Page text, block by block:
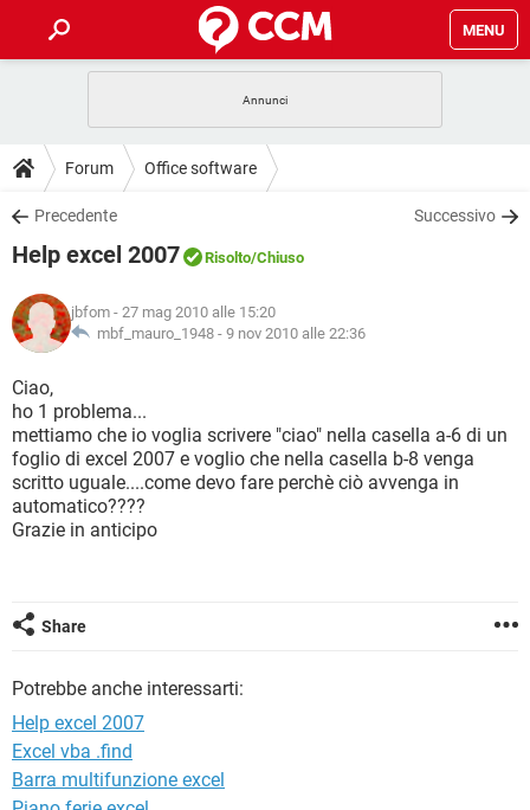
MENU
INTRATTENIMENTO
iOS
INSTAGRAM WHATSAPP
TIKTOK
HARDWARE
GUIDE
COVID-19
INSTAGRAM
TIKTOK
HARDWARE
DOWNLOAD
COVID-19 GAMING
INTRATTENIMENTO
iOS WINDOWS 10
INSTAGRAM
TIKTOK
HARDWARE
FORUM
COVID-19
INTRATTENIMENTO
iOS
INSTAGRAM WHATSAPP
TIKTOK FACEBOOK
HARDWARE
GLOSSARIO
COVID-19
INTRATTENIMENTO
iOS WINDOWS 10
INSTAGRAM
TIKTOK
Forum Office software
Precedente Successivo
Help excel 2007 Risolto/Chiuso
jbfom - 27 mag 2010 alle 15:20
mbf_mauro_1948 - 9 nov 2010 alle 22:36
Ciao,
ho 1 problema...
mettiamo che io voglia scrivere "ciao" nella casella a-6 di un
foglio di excel 2007 e voglio che nella casella b-8 venga
scritto uguale....come devo fare perchè ciò avvenga in
automatico????
Grazie in anticipo
Share
Potrebbe anche interessarti:
Help excel 2007
Excel vba .find
Barra multifunzione excel